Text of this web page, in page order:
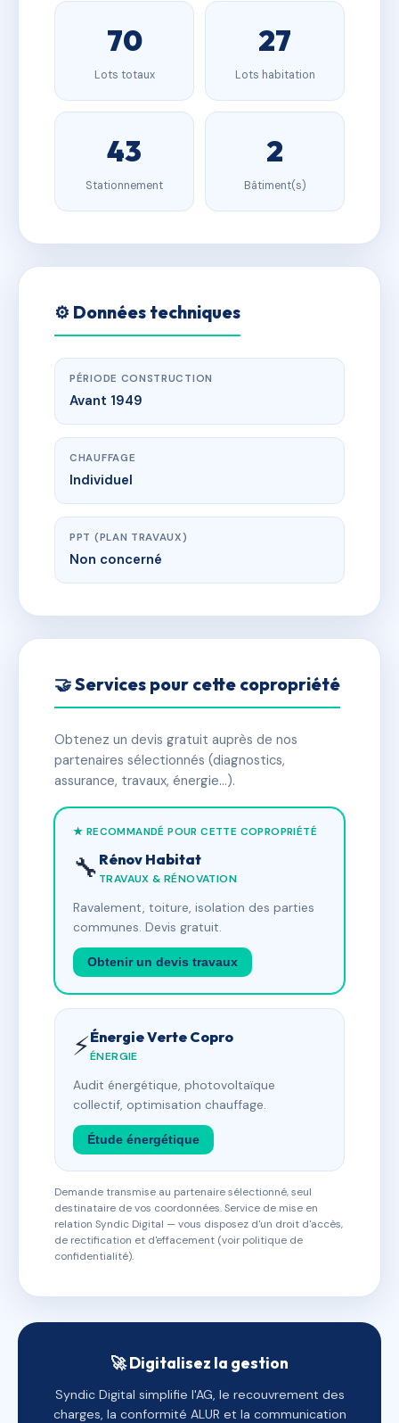
70
Lots totaux
27
Lots habitation
43
Stationnement
2
Bâtiment(s)
⚙️ Données techniques
PÉRIODE CONSTRUCTION
Avant 1949
CHAUFFAGE
Individuel
PPT (PLAN TRAVAUX)
Non concerné
🤝 Services pour cette copropriété
Obtenez un devis gratuit auprès de nos
partenaires sélectionnés (diagnostics,
assurance, travaux, énergie…).
★ RECOMMANDÉ POUR CETTE COPROPRIÉTÉ
🔧 Rénov Habitat
TRAVAUX & RÉNOVATION
Ravalement, toiture, isolation des parties
communes. Devis gratuit.
Obtenir un devis travaux
⚡Énergie Verte Copro
ÉNERGIE
Audit énergétique, photovoltaïque
collectif, optimisation chauffage.
Étude énergétique
Demande transmise au partenaire sélectionné, seul
destinataire de vos coordonnées. Service de mise en
relation Syndic Digital — vous disposez d'un droit d'accès,
de rectification et d'effacement (voir politique de
confidentialité).
🚀 Digitalisez la gestion
Syndic Digital simplifie l'AG, le recouvrement des
charges, la conformité ALUR et la communication